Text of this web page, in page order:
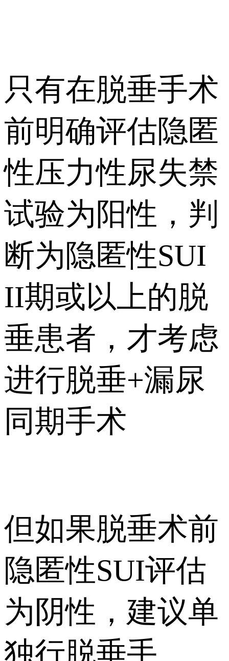
只有在脱垂手术
前明确评估隐匿
性压力性尿失禁
试验为阳性，判
断为隐匿性SUI
II期或以上的脱
垂患者，才考虑
进行脱垂+漏尿
同期手术
但如果脱垂术前
隐匿性SUI评估
为阴性，建议单
独行脱垂手